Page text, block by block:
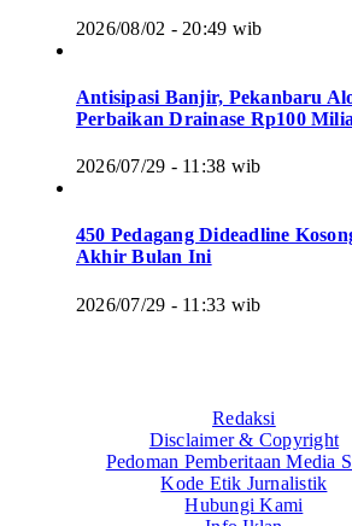
2026/08/02 - 20:49 wib
Antisipasi Banjir, Pekanbaru
Perbaikan Drainase Rp100
2026/07/29 - 11:38 wib
450 Pedagang Dideadline
Akhir Bulan Ini
2026/07/29 - 11:33 wib
Redaksi
Disclaimer & Copyright
Pedoman Pemberitaan Media
Kode Etik Jurnalistik
Hubungi Kami